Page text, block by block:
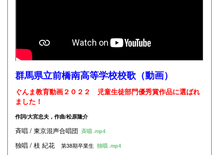
群馬県立前橋南高等学校校歌（動画）
ぐんま教育動画２０２２ 児童生徒部門優秀賞作品に選ばれ
ました！
作詞/大宮忠夫，作曲/松原隆介
斉唱 / 東京混声合唱団 斉唱 .mp4
独唱 / 枝 紀花 第38期卒業生 独唱 .mp4